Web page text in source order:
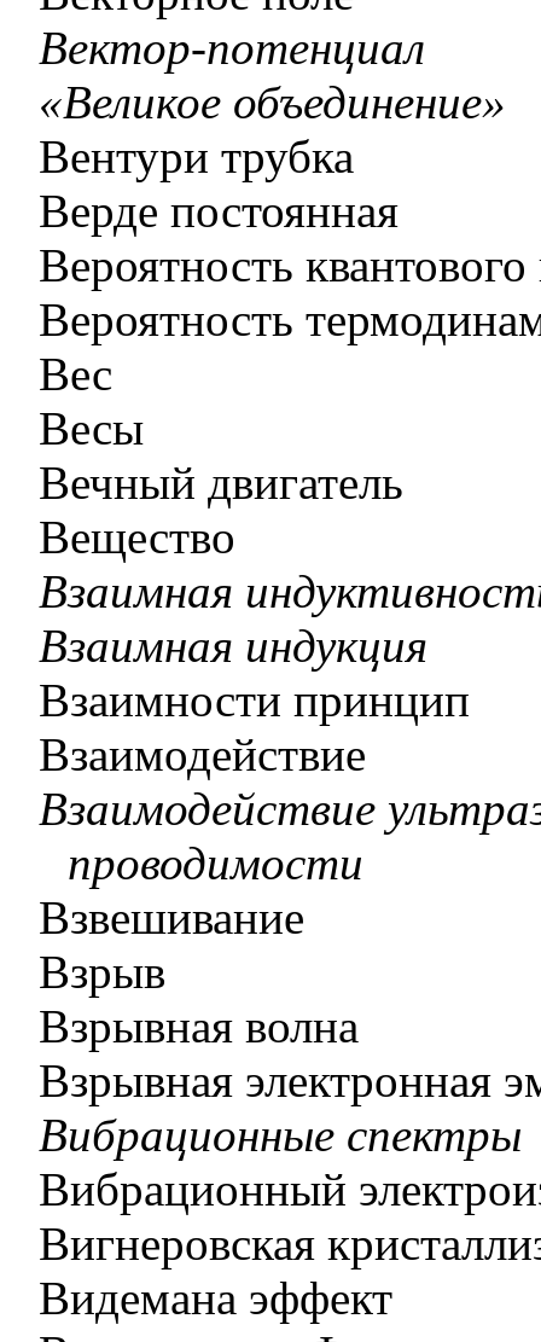
Вектор-потенциал
«Великое объединение»
Вентури трубка
Верде постоянная
Вероятность квантового
Вероятность
Вес
Весы
Вечный двигатель
Вещество
Взаимная
Взаимная индукция
Взаимности принцип
Взаимодействие
Взаимодействие
проводимости
Взвешивание
Взрыв
Взрывная волна
Взрывная электронная
Вибрационные спектры
Вибрационный
Вигнеровская
Видемана эффект